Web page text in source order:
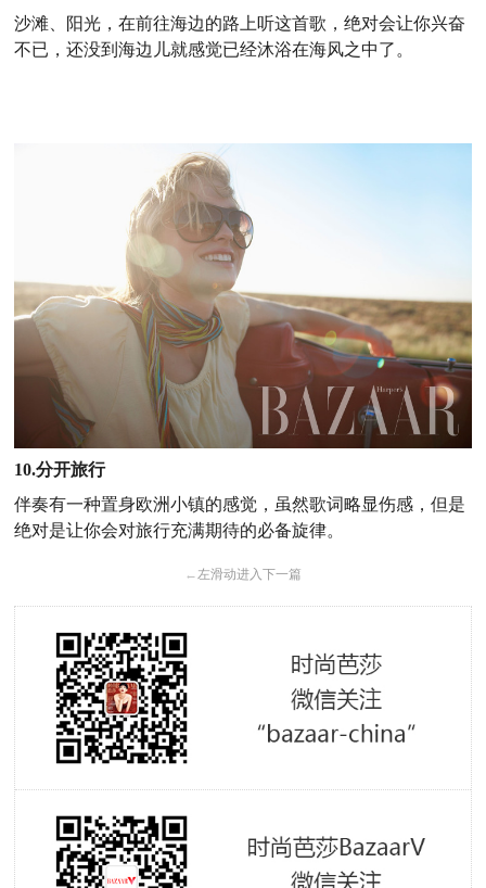
沙滩、阳光，在前往海边的路上听这首歌，绝对会让你兴奋
不已，还没到海边儿就感觉已经沐浴在海风之中了。
10.分开旅行
伴奏有一种置身欧洲小镇的感觉，虽然歌词略显伤感，但是
绝对是让你会对旅行充满期待的必备旋律。
←左滑动进入下一篇